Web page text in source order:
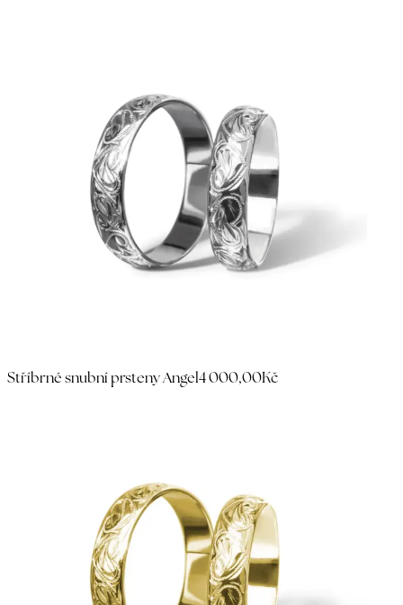
Stříbrné snubní prsteny Angel4 000,00Kč